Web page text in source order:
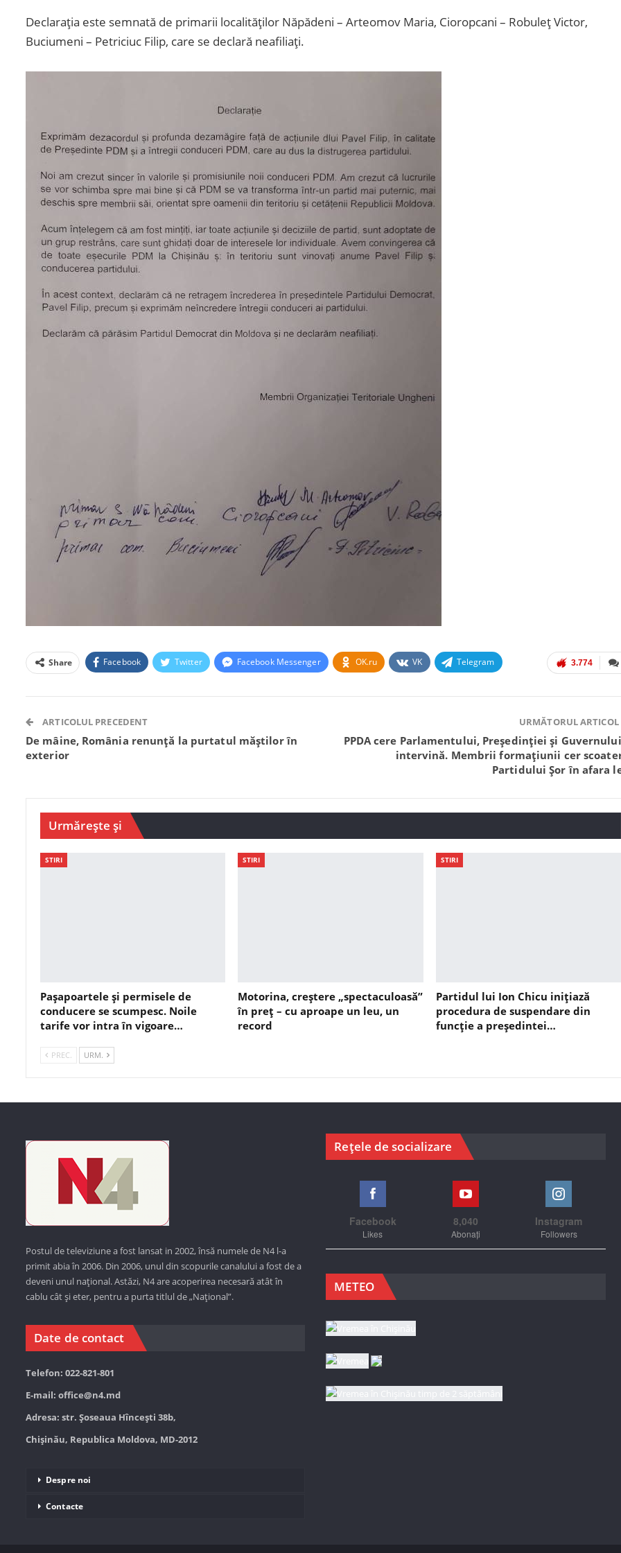
Declarația este semnată de primarii localităților Năpădeni – Arteomov Maria, Cioropcani – Robuleț Victor,
Buciumeni – Petriciuc Filip, care se declară neafiliați.
3.774
Share Facebook Twitter Facebook Messenger OK.ru VK Telegram
ARTICOLUL PRECEDENT
De mâine, România renunță la purtatul măștilor în
exterior
URMĂTORUL ARTICOL
PPDA cere Parlamentului, Președinției și
intervină. Membrii formațiunii cer
Partidului Șor în afara
Urmărește și
STIRI
Pașapoartele și permisele de
conducere se scumpesc. Noile
tarife vor intra în vigoare…
STIRI
Motorina, creștere „spectaculoasă”
în preț – cu aproape un leu, un
record
STIRI
Partidul lui Ion Chicu inițiază
procedura de suspendare din
funcție a președintei…
PREC. URM.
Postul de televiziune a fost lansat in 2002, însă numele de N4 l-a
primit abia în 2006. Din 2006, unul din scopurile canalului a fost de a
deveni unul național. Astăzi, N4 are acoperirea necesară atât în
cablu cât și eter, pentru a purta titlul de „Național”.
Date de contact
Telefon: 022-821-801
E-mail: office@n4.md
Adresa: str. Șoseaua Hînceşti 38b,
Chișinău, Republica Moldova, MD-2012
Despre noi
Contacte
Rețele de socializare
Facebook
Likes
8,040
Abonați
Instagram
Followers
METEO